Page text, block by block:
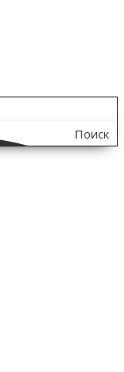
Поиск
по